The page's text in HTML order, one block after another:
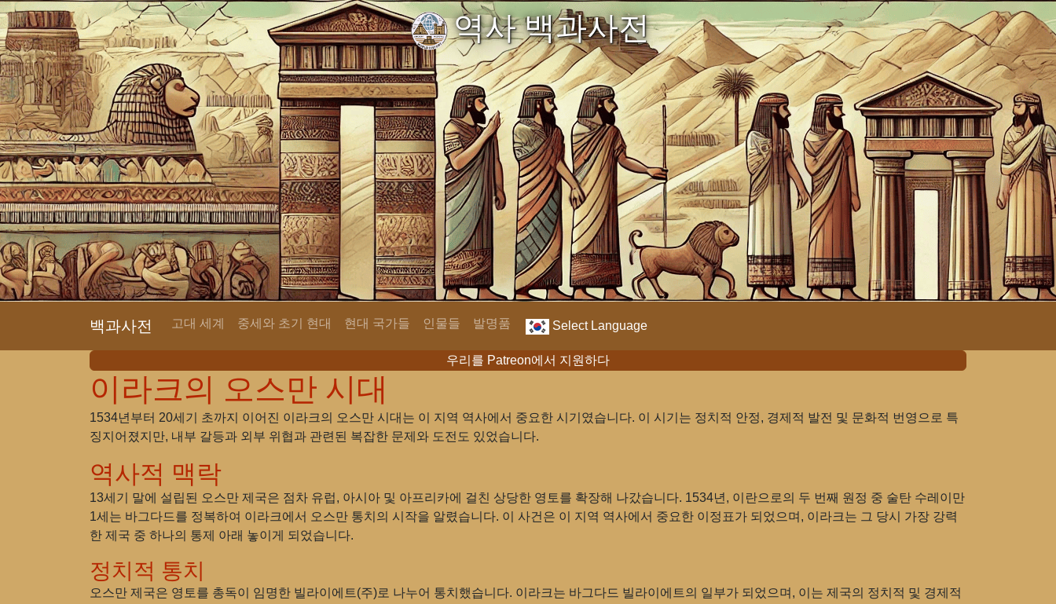
역사 백과사전
백과사전 고대 세계 중세와 초기 현대 현대 국가들 인물들 발명품 Select Language
우리를 Patreon에서 지원하다
이라크의 오스만 시대
1534년부터 20세기 초까지 이어진 이라크의 오스만 시대는 이 지역 역사에서 중요한 시기였습니다. 이 시기는 정치적 안정, 경제적 발전 및 문화적 번영으로 특
징지어졌지만, 내부 갈등과 외부 위협과 관련된 복잡한 문제와 도전도 있었습니다.
역사적 맥락
13세기 말에 설립된 오스만 제국은 점차 유럽, 아시아 및 아프리카에 걸친 상당한 영토를 확장해 나갔습니다. 1534년, 이란으로의 두 번째 원정 중 술탄 수레이만
1세는 바그다드를 정복하여 이라크에서 오스만 통치의 시작을 알렸습니다. 이 사건은 이 지역 역사에서 중요한 이정표가 되었으며, 이라크는 그 당시 가장 강력
한 제국 중 하나의 통제 아래 놓이게 되었습니다.
정치적 통치
오스만 제국은 영토를 총독이 임명한 빌라이에트(주)로 나누어 통치했습니다. 이라크는 바그다드 빌라이에트의 일부가 되었으며, 이는 제국의 정치적 및 경제적